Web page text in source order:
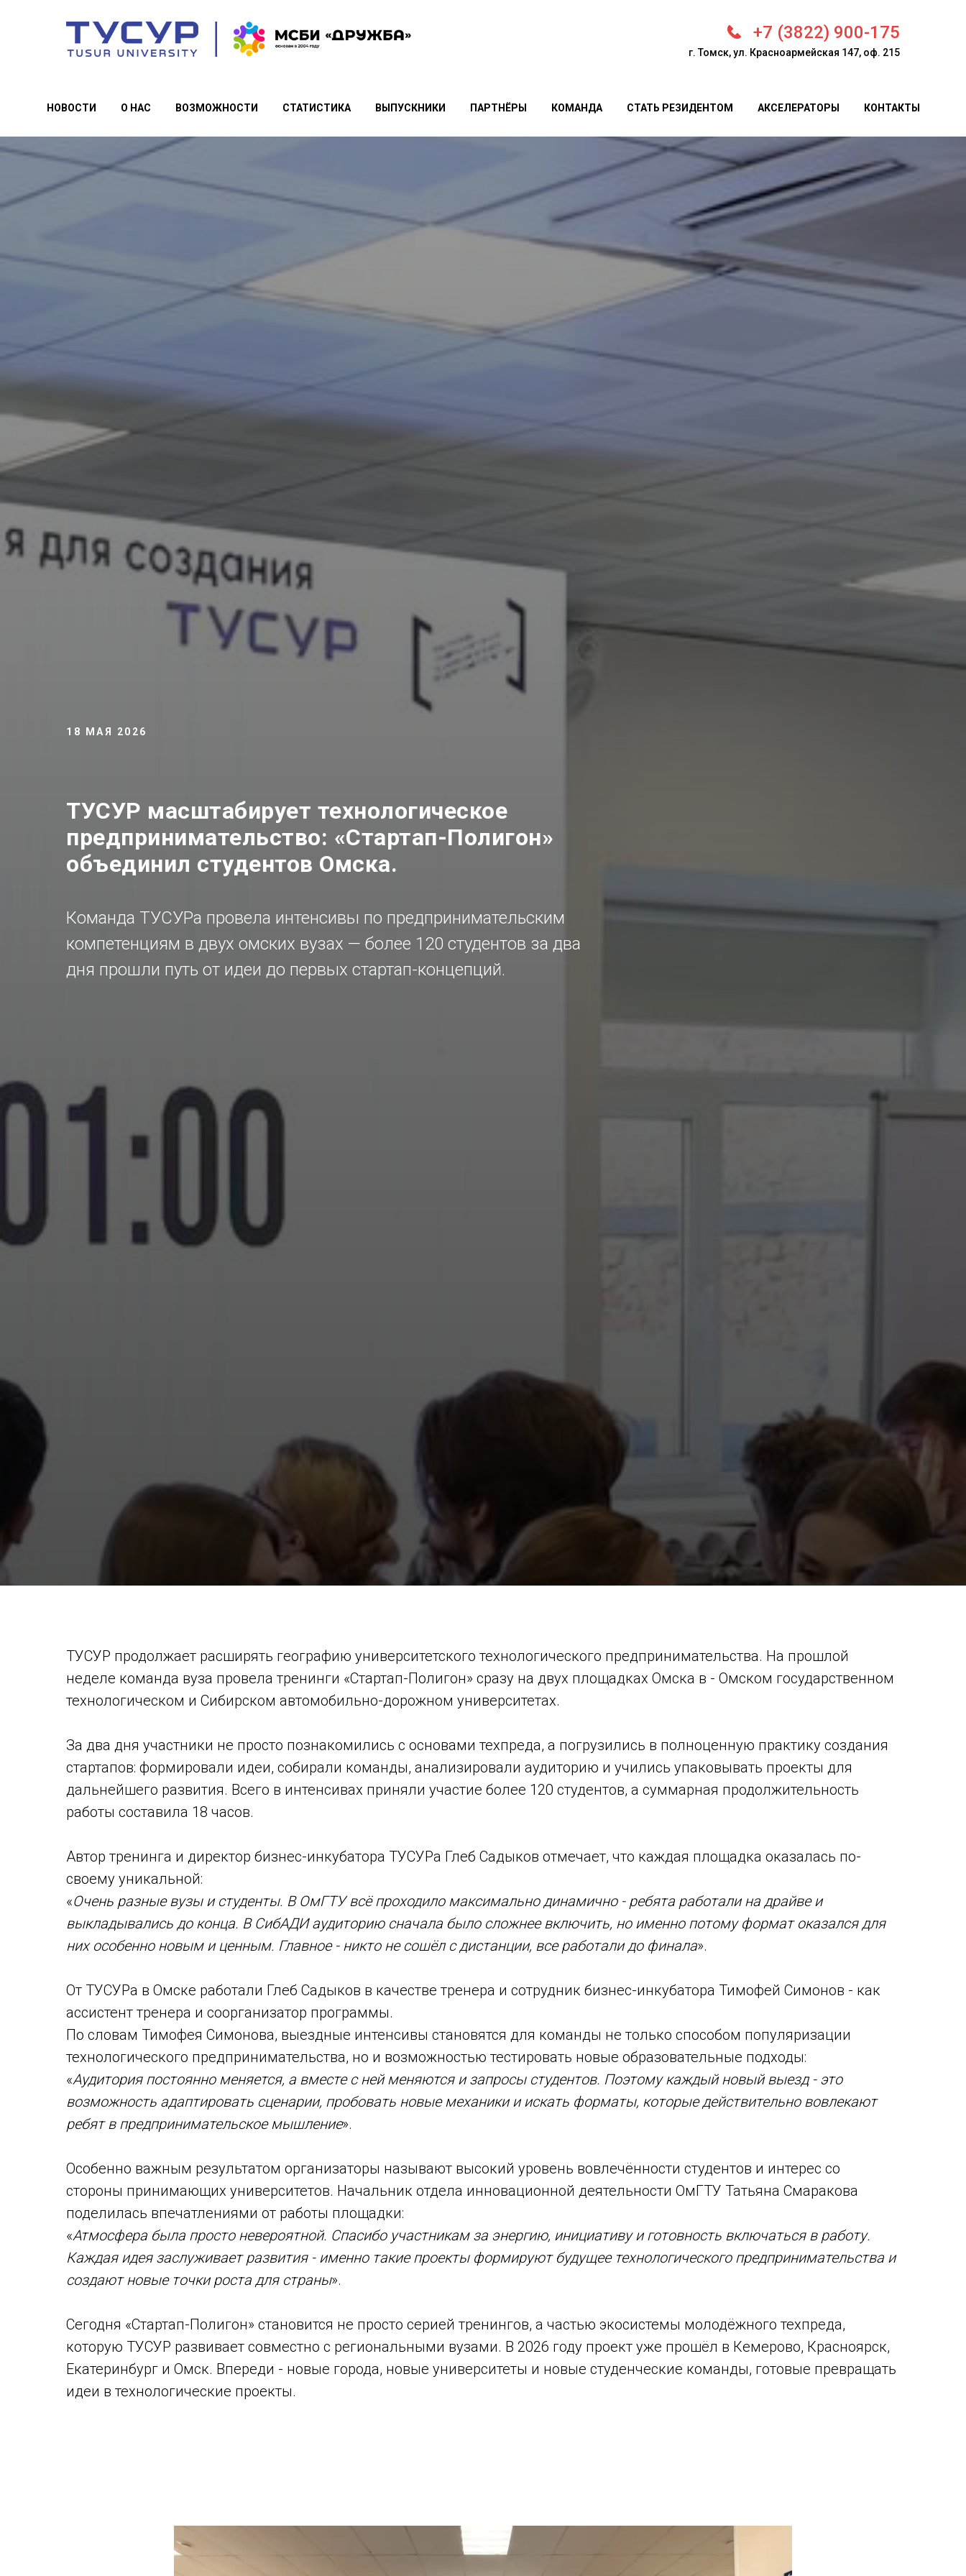
+7 (3822) 900-175
г. Томск, ул. Красноармейская 147, оф. 215
НОВОСТИ О НАС ВОЗМОЖНОСТИ СТАТИСТИКА ВЫПУСКНИКИ ПАРТНЁРЫ КОМАНДА СТАТЬ РЕЗИДЕНТОМ АКСЕЛЕРАТОРЫ КОНТАКТЫ
18 МАЯ 2026
ТУСУР масштабирует технологическое
предпринимательство: «Стартап-Полигон»
объединил студентов Омска.
Команда ТУСУРа провела интенсивы по предпринимательским
компетенциям в двух омских вузах — более 120 студентов за два
дня прошли путь от идеи до первых стартап-концепций.
ТУСУР продолжает расширять географию университетского технологического предпринимательства. На прошлой
неделе команда вуза провела тренинги «Стартап-Полигон» сразу на двух площадках Омска в - Омском государственном
технологическом и Сибирском автомобильно-дорожном университетах.
За два дня участники не просто познакомились с основами техпреда, а погрузились в полноценную практику создания
стартапов: формировали идеи, собирали команды, анализировали аудиторию и учились упаковывать проекты для
дальнейшего развития. Всего в интенсивах приняли участие более 120 студентов, а суммарная продолжительность
работы составила 18 часов.
Автор тренинга и директор бизнес-инкубатора ТУСУРа Глеб Садыков отмечает, что каждая площадка оказалась по-
своему уникальной:
«Очень разные вузы и студенты. В ОмГТУ всё проходило максимально динамично - ребята работали на драйве и
выкладывались до конца. В СибАДИ аудиторию сначала было сложнее включить, но именно потому формат оказался для
них особенно новым и ценным. Главное - никто не сошёл с дистанции, все работали до финала».
От ТУСУРа в Омске работали Глеб Садыков в качестве тренера и сотрудник бизнес-инкубатора Тимофей Симонов - как
ассистент тренера и соорганизатор программы.
По словам Тимофея Симонова, выездные интенсивы становятся для команды не только способом популяризации
технологического предпринимательства, но и возможностью тестировать новые образовательные подходы:
«Аудитория постоянно меняется, а вместе с ней меняются и запросы студентов. Поэтому каждый новый выезд - это
возможность адаптировать сценарии, пробовать новые механики и искать форматы, которые действительно вовлекают
ребят в предпринимательское мышление».
Особенно важным результатом организаторы называют высокий уровень вовлечённости студентов и интерес со
стороны принимающих университетов. Начальник отдела инновационной деятельности ОмГТУ Татьяна Смаракова
поделилась впечатлениями от работы площадки:
«Атмосфера была просто невероятной. Спасибо участникам за энергию, инициативу и готовность включаться в работу.
Каждая идея заслуживает развития - именно такие проекты формируют будущее технологического предпринимательства и
создают новые точки роста для страны».
Сегодня «Стартап-Полигон» становится не просто серией тренингов, а частью экосистемы молодёжного техпреда,
которую ТУСУР развивает совместно с региональными вузами. В 2026 году проект уже прошёл в Кемерово, Красноярск,
Екатеринбург и Омск. Впереди - новые города, новые университеты и новые студенческие команды, готовые превращать
идеи в технологические проекты.